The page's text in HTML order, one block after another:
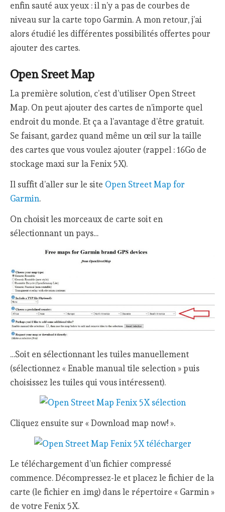
enfin sauté aux yeux : il n’y a pas de courbes de
niveau sur la carte topo Garmin. A mon retour, j’ai
alors étudié les différentes possibilités offertes pour
ajouter des cartes.
Open Sreet Map
La première solution, c’est d’utiliser Open Street
Map. On peut ajouter des cartes de n’importe quel
endroit du monde. Et ça a l’avantage d’être gratuit.
Se faisant, gardez quand même un œil sur la taille
des cartes que vous voulez ajouter (rappel : 16Go de
stockage maxi sur la Fenix 5X).
Il suffit d’aller sur le site Open Street Map for
Garmin.
On choisit les morceaux de carte soit en
sélectionnant un pays…
…Soit en sélectionnant les tuiles manuellement
(sélectionnez « Enable manual tile selection » puis
choisissez les tuiles qui vous intéressent).
Cliquez ensuite sur « Download map now! ».
Le téléchargement d’un fichier compressé
commence. Décompressez-le et placez le fichier de la
carte (le fichier en .img) dans le répertoire « Garmin »
de votre Fenix 5X.